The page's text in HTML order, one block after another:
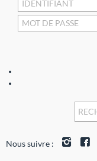
Nous suivre :